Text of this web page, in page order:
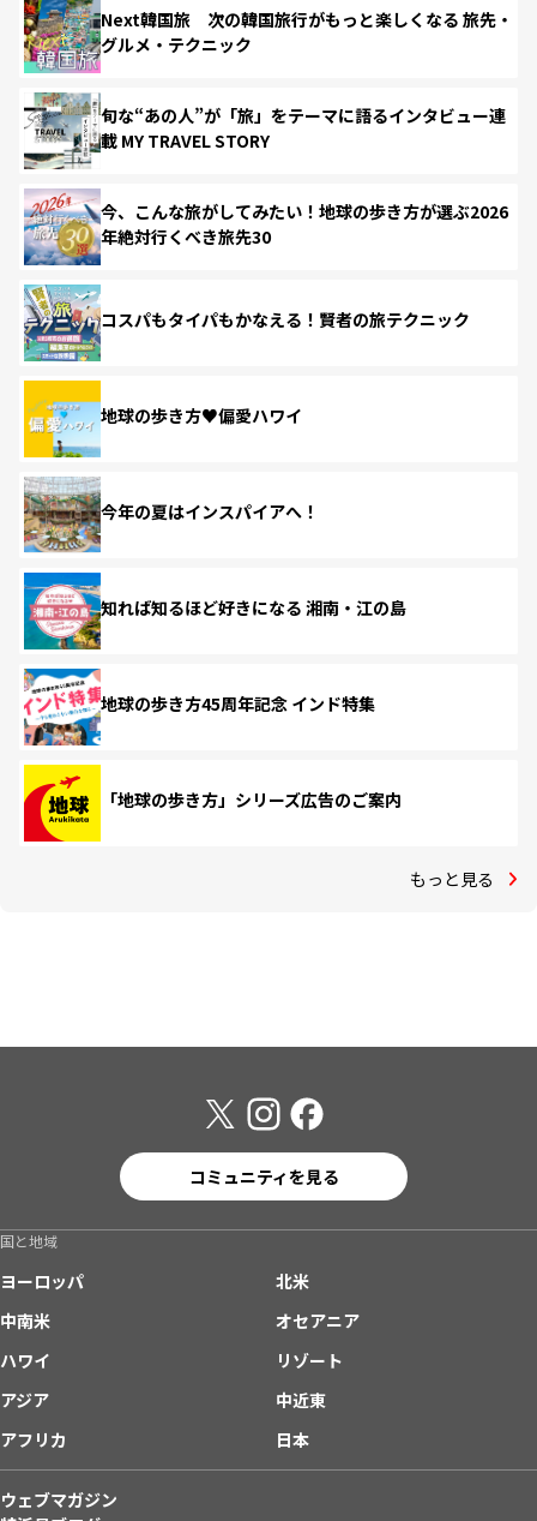
Next韓国旅 次の韓国旅行がもっと楽しくなる 旅先・
グルメ・テクニック
旬な“あの人”が「旅」をテーマに語るインタビュー連
載 MY TRAVEL STORY
今、こんな旅がしてみたい！地球の歩き方が選ぶ2026
年絶対行くべき旅先30
コスパもタイパもかなえる！賢者の旅テクニック
地球の歩き方♥偏愛ハワイ
今年の夏はインスパイアへ！
知れば知るほど好きになる 湘南・江の島
地球の歩き方45周年記念 インド特集
「地球の歩き方」シリーズ広告のご案内
もっと見る
コミュニティを見る
国と地域
ヨーロッパ
北米
中南米
オセアニア
ハワイ
リゾート
アジア
中近東
アフリカ
日本
ウェブマガジン